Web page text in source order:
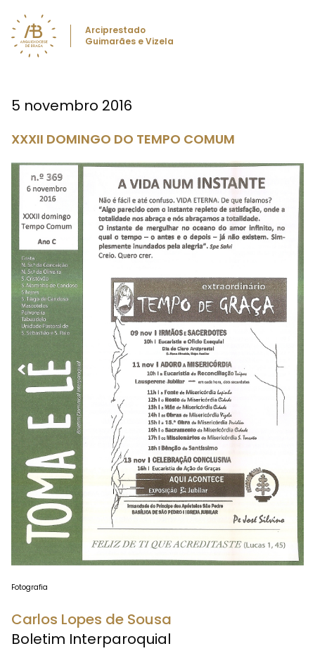
Arciprestado
Guimarães e Vizela
5 novembro 2016
XXXII DOMINGO DO TEMPO COMUM
Fotografia
Carlos Lopes de Sousa
Boletim Interparoquial